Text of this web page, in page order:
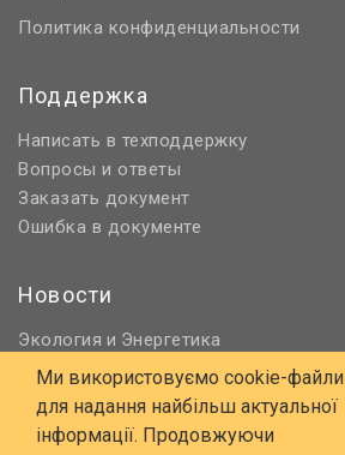
Политика конфиденциальности
Поддержка
Написать в техподдержку
Вопросы и ответы
Заказать документ
Ошибка в документе
Новости
Экология и Энергетика
Нормативное регулирование
Строительство и проектирование
Охрана труда и ПБ
Ми використовуємо cookie-файли
для надання найбільш актуальної
інформації. Продовжуючи